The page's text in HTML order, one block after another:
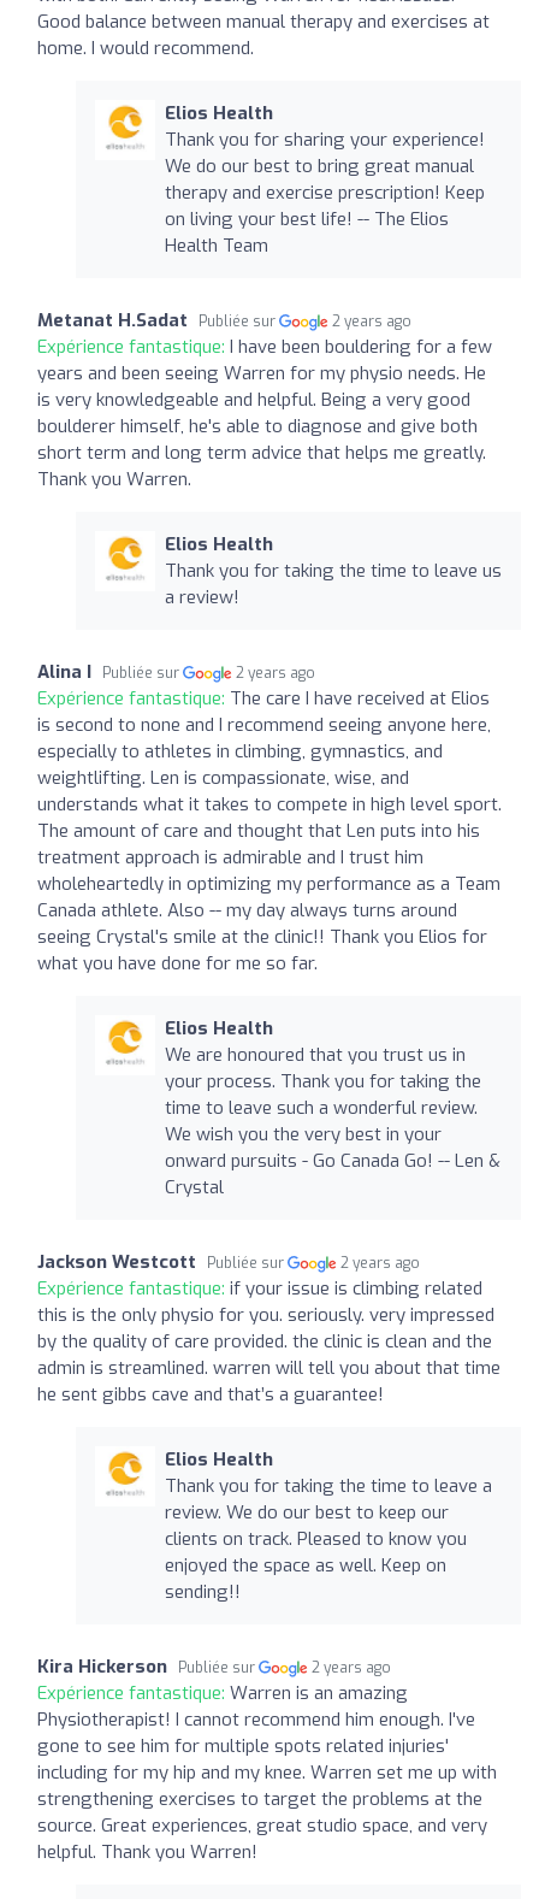
Good balance between manual therapy and exercises at
home. I would recommend.
Elios Health
Thank you for sharing your experience!
We do our best to bring great manual
therapy and exercise prescription! Keep
on living your best life! -- The Elios
Health Team
Metanat H.Sadat Publiée sur 2 years ago
Expérience fantastique: I have been bouldering for a few
years and been seeing Warren for my physio needs. He
is very knowledgeable and helpful. Being a very good
boulderer himself, he's able to diagnose and give both
short term and long term advice that helps me greatly.
Thank you Warren.
Elios Health
Thank you for taking the time to leave us
a review!
Alina I Publiée sur 2 years ago
Expérience fantastique: The care I have received at Elios
is second to none and I recommend seeing anyone here,
especially to athletes in climbing, gymnastics, and
weightlifting. Len is compassionate, wise, and
understands what it takes to compete in high level sport.
The amount of care and thought that Len puts into his
treatment approach is admirable and I trust him
wholeheartedly in optimizing my performance as a Team
Canada athlete. Also -- my day always turns around
seeing Crystal's smile at the clinic!! Thank you Elios for
what you have done for me so far.
Elios Health
We are honoured that you trust us in
your process. Thank you for taking the
time to leave such a wonderful review.
We wish you the very best in your
onward pursuits - Go Canada Go! -- Len &
Crystal
Jackson Westcott Publiée sur 2 years ago
Expérience fantastique: if your issue is climbing related
this is the only physio for you. seriously. very impressed
by the quality of care provided. the clinic is clean and the
admin is streamlined. warren will tell you about that time
he sent gibbs cave and that’s a guarantee!
Elios Health
Thank you for taking the time to leave a
review. We do our best to keep our
clients on track. Pleased to know you
enjoyed the space as well. Keep on
sending!!
Kira Hickerson Publiée sur 2 years ago
Expérience fantastique: Warren is an amazing
Physiotherapist! I cannot recommend him enough. I've
gone to see him for multiple spots related injuries'
including for my hip and my knee. Warren set me up with
strengthening exercises to target the problems at the
source. Great experiences, great studio space, and very
helpful. Thank you Warren!